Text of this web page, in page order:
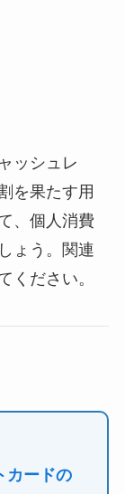
ッシュレ
を果たす用
、個人消費
ょう。関連
ください。
カードの